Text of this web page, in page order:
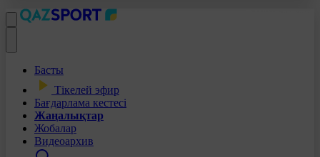
Басты
Тікелей эфир
Бағдарлама кестесі
Жаңалықтар
Жобалар
Видеоархив